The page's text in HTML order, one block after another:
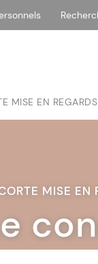
MISE EN REGARDS
MISE EN